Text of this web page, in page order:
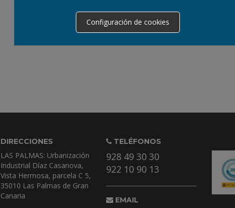
Configuración de cookies
DIRECCIONES
LAS PALMAS: Urbanización
Industrial Díaz Casanova,
Vista Hermosa, parcela C 5,
35010 Las Palmas de Gran
Canaria
TELÉFONOS
928 49 30 30
922 10 90 13
EMAIL